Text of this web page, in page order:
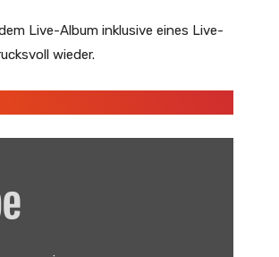
Live-Album inklusive eines Live-
wieder.